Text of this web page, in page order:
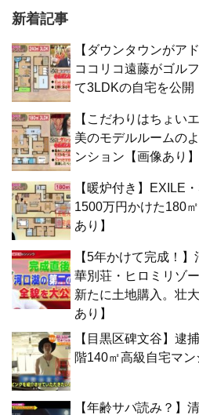
新着記事
【ダウンタウンがア
ココリコ遠藤がゴル
て3LDKの自宅を公開
【こだわりはちょい
美のモデルルームの
ンション【画像あり】
【暖炉付き】EXILE
1500万円かけた180
あり】
【5年かけて完成！
華別荘・ヒロミリゾ
新たに土地購入。壮
あり】
【目黒区碑文谷】逮
階140㎡高級自宅マン
【年齢サバ読み？】